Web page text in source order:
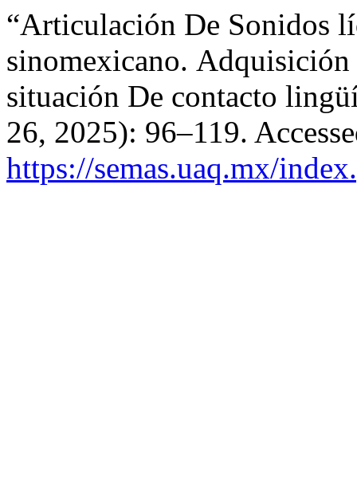
“Articulación De Sonidos
sinomexicano.
situación De contacto
26, 2025): 96–119.
https://semas.uaq.mx/